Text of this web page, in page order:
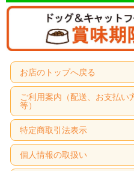
お店のトップへ戻る
ご利用案内（配送、お支払い
等）
特定商取引法表示
個人情報の取扱い